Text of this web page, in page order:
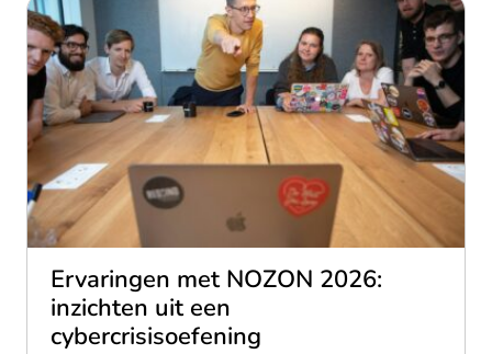
Ervaringen met NOZON 2026:
inzichten uit een
cybercrisisoefening